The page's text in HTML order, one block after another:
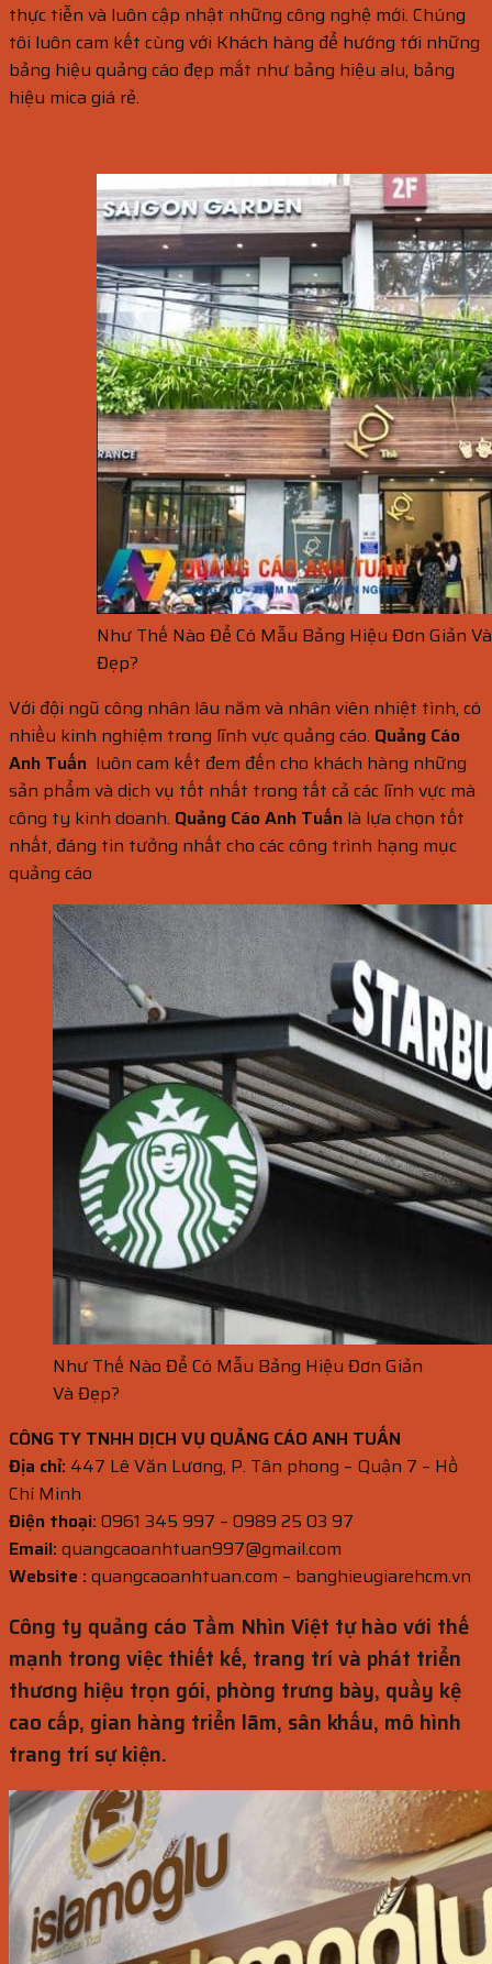
thực tiễn và luôn cập nhật những công nghệ mới. Chúng
tôi luôn cam kết cùng với Khách hàng để hướng tới những
bảng hiệu quảng cáo đẹp mắt như bảng hiệu alu, bảng
hiệu mica giá rẻ.
Như Thế Nào Để Có Mẫu Bảng Hiệu Đơn Giản Và
Đẹp?
Với đội ngũ công nhân lâu năm và nhân viên nhiệt tình, có
nhiều kinh nghiệm trong lĩnh vực quảng cáo. Quảng Cáo
Anh Tuấn luôn cam kết đem đến cho khách hàng những
sản phẩm và dịch vụ tốt nhất trong tất cả các lĩnh vực mà
công ty kinh doanh. Quảng Cáo Anh Tuấn là lựa chọn tốt
nhất, đáng tin tưởng nhất cho các công trình hạng mục
quảng cáo
Như Thế Nào Để Có Mẫu Bảng Hiệu Đơn Giản
Và Đẹp?
CÔNG TY TNHH DỊCH VỤ QUẢNG CÁO ANH TUẤN
Địa chỉ: 447 Lê Văn Lương, P. Tân phong – Quận 7 – Hồ
Chí Minh
Điện thoại:0961 345 997 – 0989 25 03 97
Email:quangcaoanhtuan997@gmail.com
Website :quangcaoanhtuan.com – banghieugiarehcm.vn
Công ty quảng cáo Tầm Nhìn Việt tự hào với thế
mạnh trong việc thiết kế, trang trí và phát triển
thương hiệu trọn gói, phòng trưng bày, quầy kệ
cao cấp, gian hàng triển lãm, sân khấu, mô hình
trang trí sự kiện.